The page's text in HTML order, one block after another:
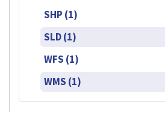
SHP (1)
SLD (1)
WFS (1)
WMS (1)